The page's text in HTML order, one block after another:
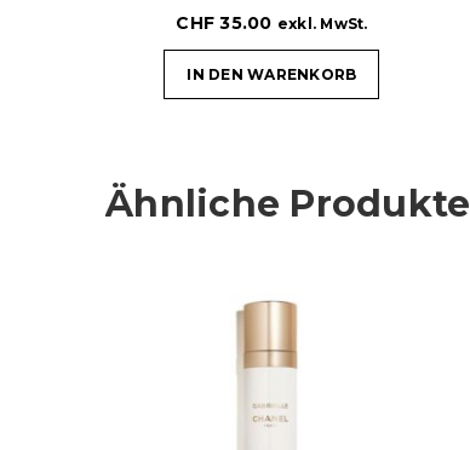
CHF 35.00 exkl. MwSt.
IN DEN WARENKORB
Ähnliche Produkte